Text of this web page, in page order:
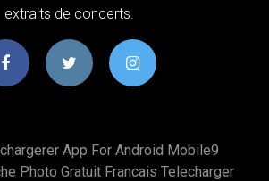
extraits de concerts.
App For Android Mobile9
Photo Gratuit Francais Telecharger